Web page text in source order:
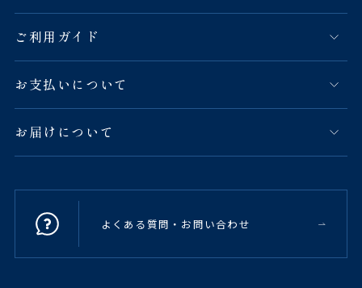
ご利用ガイド
お支払いについて
お届けについて
よくある質問・お問い合わせ